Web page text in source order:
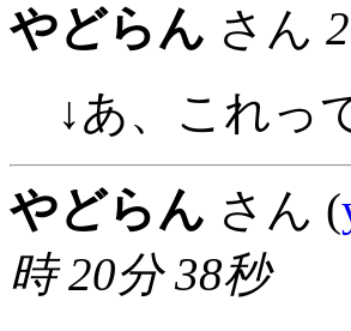
やどらん さん
↓あ、これっ
やどらん さん (
時 20分 38秒